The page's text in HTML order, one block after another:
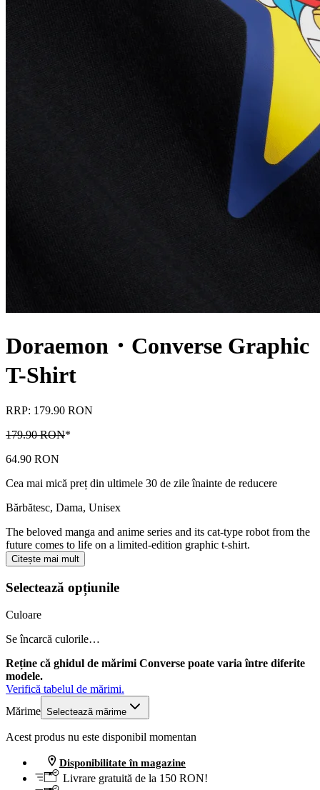
Doraemon・Converse Graphic
T-Shirt
RRP: 179.90 RON
179.90 RON*
64.90 RON
Cea mai mică preț din ultimele 30 de zile înainte de reducere
Bărbătesc, Dama, Unisex
The beloved manga and anime series and its cat-type robot from the
future comes to life on a limited-edition graphic t-shirt.
Citește mai mult
Selectează opțiunile
Culoare
Se încarcă culorile…
Reține că ghidul de mărimi Converse poate varia între diferite
modele.
Verifică tabelul de mărimi.
Mărime Selectează mărime
Acest produs nu este disponibil momentan
Disponibilitate în magazine
Livrare gratuită de la 150 RON!